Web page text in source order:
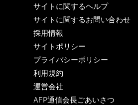
サイトに関するヘルプ
サイトに関するお問い合わせ
採用情報
サイトポリシー
プライバシーポリシー
利用規約
運営会社
AFP通信会長ごあいさつ